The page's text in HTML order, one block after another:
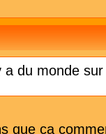
a du monde
que ça